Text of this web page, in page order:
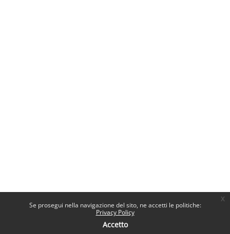
Se prosegui nella navigazione del sito, ne accetti le politiche:
Privacy Policy
Accetto
x